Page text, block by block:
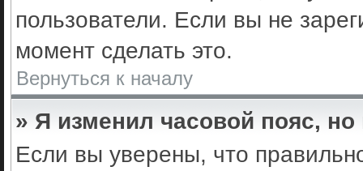
пользователи. Если вы не
момент сделать это.
Вернуться к началу
» Я изменил часовой пояс,
Если вы уверены, что